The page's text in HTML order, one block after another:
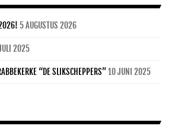
2026! 5 AUGUSTUS 2026
2025
“DE SLIKSCHEPPERS”10 JUNI 2025